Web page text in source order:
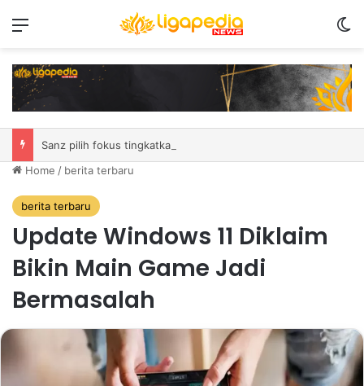
Home / berita terbaru
berita terbaru
Update Windows 11 Diklaim
Bikin Main Game Jadi
Bermasalah